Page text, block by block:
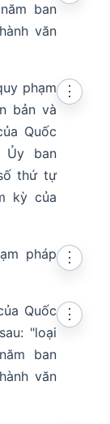
ban
văn
phạm
bản và
Quốc
Ủy ban
thứ tự
kỳ của
⋮
pháp
⋮
Quốc
"loại
ban
văn
⋮